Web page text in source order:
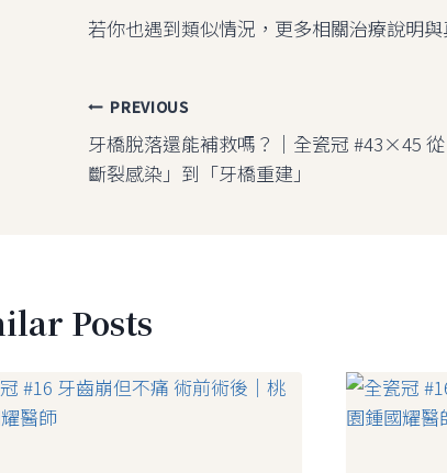
若你也遇到類似情況，更多相關治療說明
文
章
PREVIOUS
牙橋脫落還能補救嗎？｜全瓷冠 #43×45
斷裂感染」到「牙橋重建」
Posts